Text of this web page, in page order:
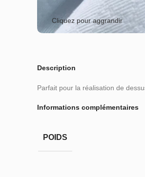
Cliquez pour aggrandir
Description
Parfait pour la réalisation de
Informations complémentaires
POIDS